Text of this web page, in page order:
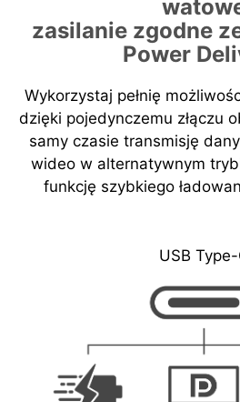
zasilanie zgodne
Power
Wykorzystaj pełnię
dzięki pojedynczemu złączu
samy czasie transmisję
wideo w alternatywnym
funkcję szybkiego
USB